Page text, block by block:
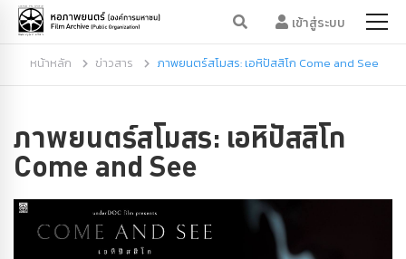
เข้าสู่ระบบ
หน้าหลัก ข่าวสาร ภาพยนตร์สโมสร: เอหิปัสสิโก Come and See
ภาพยนตร์สโมสร: เอหิปัสสิโก
Come and See